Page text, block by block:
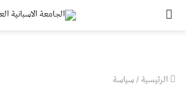
الرئيسية/سياسة